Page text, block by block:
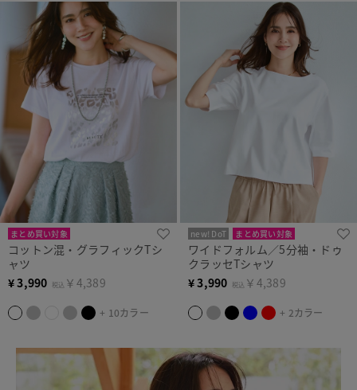
まとめ買い対象
コットン混・グラフィックTシ
ャツ
¥3,990 税込 ￥4,389
+ 10カラー
new! DoT まとめ買い対象
ワイドフォルム／5分袖・ドゥ
クラッセTシャツ
¥3,990 税込 ￥4,389
+ 2カラー